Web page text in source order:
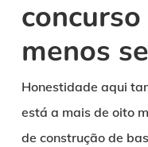
menos
Honestidade aqui
está a mais de oito
de construção de